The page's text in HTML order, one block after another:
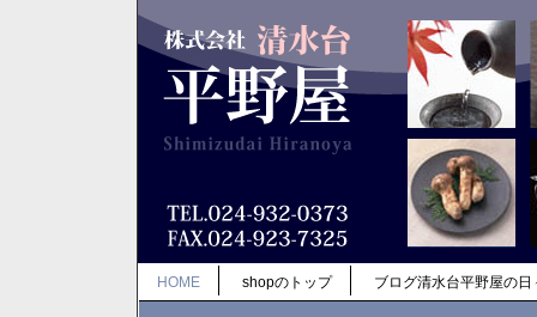
HOME shopのトップ ブログ清水台平野屋の日